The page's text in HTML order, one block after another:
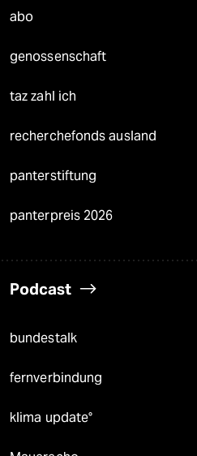
abo
genossenschaft
taz zahl ich
recherchefonds ausland
panterstiftung
panterpreis 2026
Podcast
bundestalk
fernverbindung
klima update°